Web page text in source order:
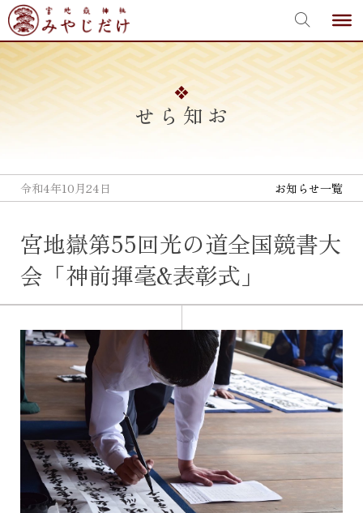
Skip
to
content
お知らせ
令和4年10月24日 お知らせ一覧
宮地嶽第55回光の道全国競書大
会「神前揮毫&表彰式」